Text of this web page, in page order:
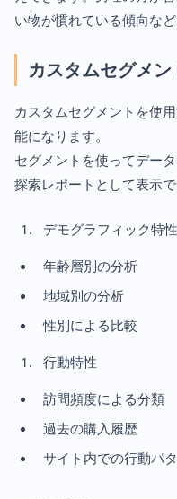
い物が慣れている傾向など
カスタムセグメ
カスタムセグメントを使
能になります。
セグメントを使ってデー
探索レポートとして表示で
デモグラフィック特性
年齢層別の分析
地域別の分析
性別による比較
行動特性
訪問頻度による分類
過去の購入履歴
サイト内での行動パ